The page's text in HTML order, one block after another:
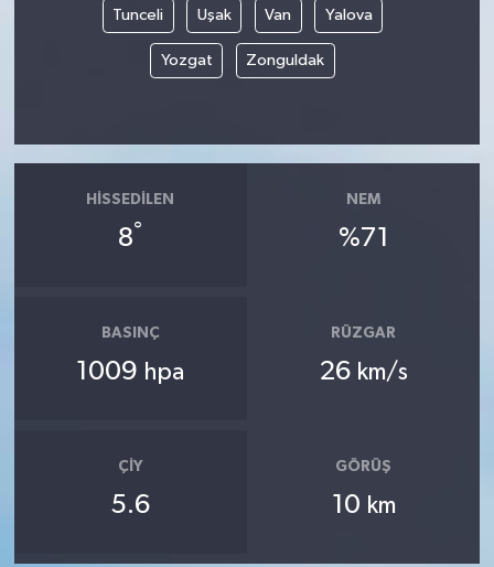
Tunceli Uşak Van Yalova
Yozgat Zonguldak
HISSEDILEN
8°
NEM
%71
BASINÇ
1009 hpa
RÜZGAR
26 km/s
ÇIY
5.6
GÖRÜŞ
10 km